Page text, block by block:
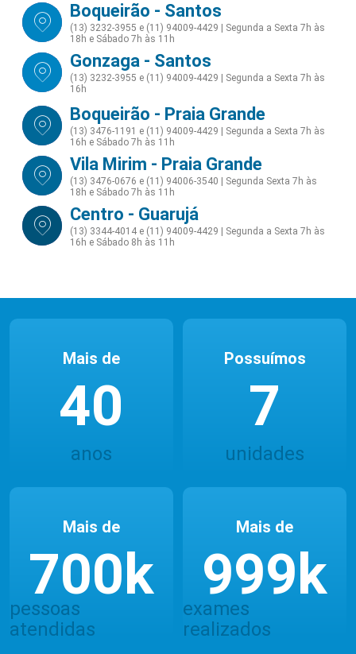
Boqueirão - Santos
(13) 3232-3955 e (11) 94009-4429 | Segunda a Sexta 7h às
18h e Sábado 7h às 11h
Gonzaga - Santos
(13) 3232-3955 e (11) 94009-4429 | Segunda a Sexta 7h às
16h
Boqueirão - Praia Grande
(13) 3476-1191 e (11) 94009-4429 | Segunda a Sexta 7h às
16h e Sábado 7h às 11h
Vila Mirim - Praia Grande
(13) 3476-0676 e (11) 94006-3540 | Segunda Sexta 7h às
18h e Sábado 7h às 11h
Centro - Guarujá
(13) 3344-4014 e (11) 94009-4429 | Segunda a Sexta 7h às
16h e Sábado 8h às 11h
Mais de
anos
40
Possuímos
unidades
7
Mais de
pessoas
atendidas
700k
Mais de
exames
realizados
999k